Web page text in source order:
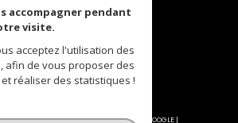
RÉSERVÉS | TRADUCTION POWERED BY GOOGLE |
accompagner pendant
visite.
acceptez l'utilisation des
afin de vous proposer des
réaliser des statistiques !